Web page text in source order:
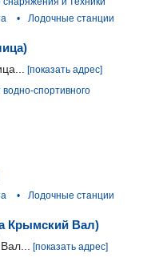
• Лодочные станции
[показать адрес]
водно-спортивного
• Лодочные станции
Крымский Вал)
[показать адрес]